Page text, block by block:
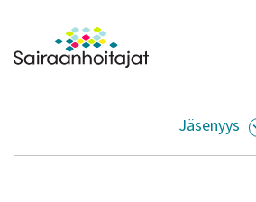
Siirry sisältöön
Etusivulle
Jäsenyys